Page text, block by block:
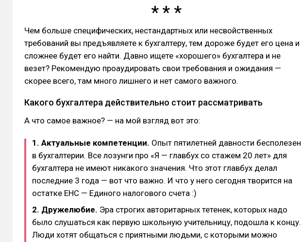
Чем больше специфических, нестандартных или несвойственных
требований вы предъявляете к бухгалтеру, тем дороже будет его цена и
сложнее будет его найти. Давно ищете «хорошего» бухгалтера и не
везет? Рекомендую проаудировать свои требования и ожидания —
скорее всего, там много лишнего и нет самого важного.
Какого бухгалтера действительно стоит рассматривать
А что самое важное? — на мой взгляд вот это:
1. Актуальные компетенции. Опыт пятилетней давности бесполезен
в бухгалтерии. Все лозунги про «Я — главбух со стажем 20 лет» для
бухгалтера не имеют никакого значения. Что этот главбух делал
последние 3 года — вот что важно. И что у него сегодня творится на
остатке ЕНС — Единого налогового счета :)
2. Дружелюбие. Эра строгих авторитарных тетенек, которых надо
было слушаться как первую школьную учительницу, подошла к концу.
Люди хотят общаться с приятными людьми, с которыми можно